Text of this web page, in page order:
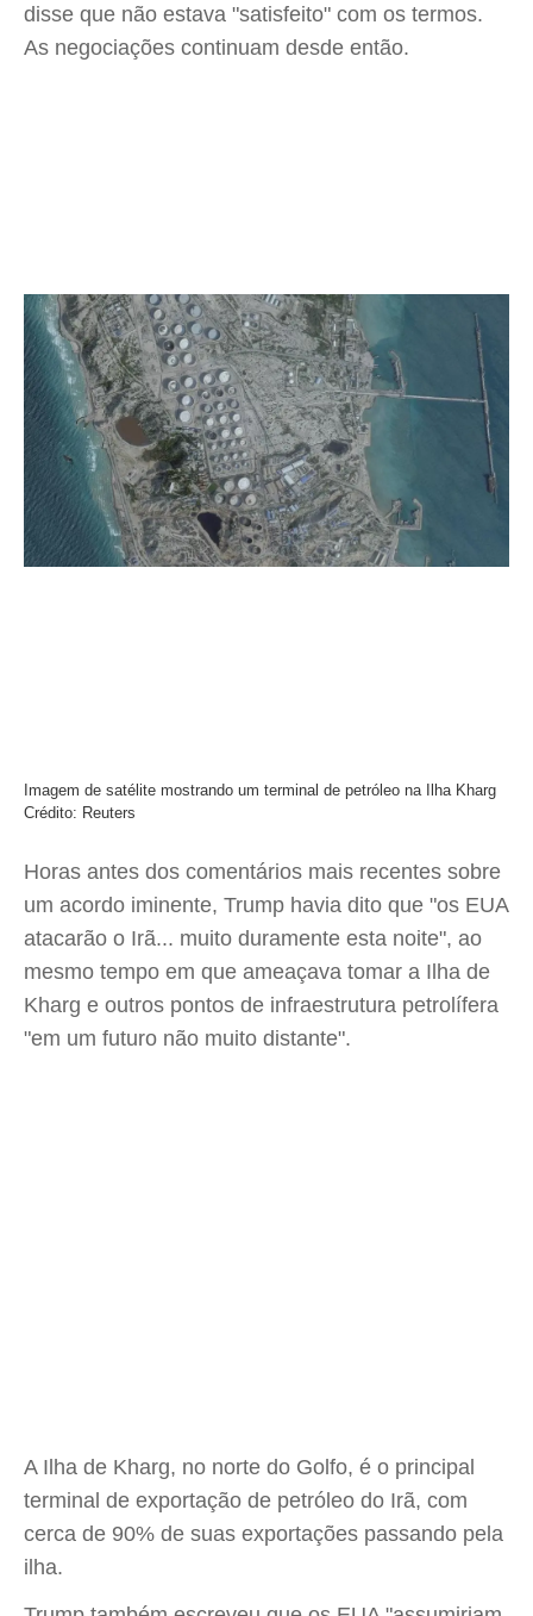
disse que não estava "satisfeito" com os termos.
As negociações continuam desde então.
Imagem de satélite mostrando um terminal de petróleo na Ilha Kharg
Crédito: Reuters
Horas antes dos comentários mais recentes sobre
um acordo iminente, Trump havia dito que "os EUA
atacarão o Irã... muito duramente esta noite", ao
mesmo tempo em que ameaçava tomar a Ilha de
Kharg e outros pontos de infraestrutura petrolífera
"em um futuro não muito distante".
A Ilha de Kharg, no norte do Golfo, é o principal
terminal de exportação de petróleo do Irã, com
cerca de 90% de suas exportações passando pela
ilha.